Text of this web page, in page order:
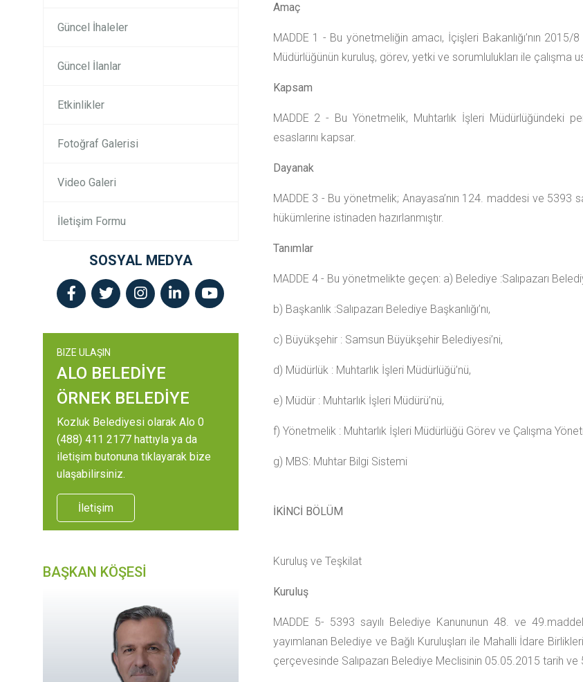
Güncel İhaleler
Güncel İlanlar
Etkinlikler
Fotoğraf Galerisi
Video Galeri
İletişim Formu
SOSYAL MEDYA
BIZE ULAŞIN
ALO BELEDİYE
ÖRNEK BELEDİYE
Kozluk Belediyesi olarak Alo 0
(488) 411 2177 hattıyla ya da
iletişim butonuna tıklayarak bize
ulaşabilirsiniz.
İletişim
BAŞKAN KÖŞESİ
Amaç
MADDE 1 - Bu yönetmeliğin amacı, İçişleri Bakanlığı’nın
Müdürlüğünün kuruluş, görev, yetki ve sorumlulukları ile çalışma
Kapsam
MADDE 2 - Bu Yönetmelik, Muhtarlık İşleri Müdürlüğündeki
esaslarını kapsar.
Dayanak
MADDE 3 - Bu yönetmelik; Anayasa’nın 124. maddesi ve
hükümlerine istinaden hazırlanmıştır.
Tanımlar
MADDE 4 - Bu yönetmelikte geçen: a) Belediye :Salıpazarı
b) Başkanlık :Salıpazarı Belediye Başkanlığı’nı,
c) Büyükşehir : Samsun Büyükşehir Belediyesi’ni,
d) Müdürlük : Muhtarlık İşleri Müdürlüğü’nü,
e) Müdür : Muhtarlık İşleri Müdürü’nü,
f) Yönetmelik : Muhtarlık İşleri Müdürlüğü Görev ve Çalışma
g) MBS: Muhtar Bilgi Sistemi
İKİNCİ BÖLÜM
Kuruluş ve Teşkilat
Kuruluş
MADDE 5- 5393 sayılı Belediye Kanununun 48. ve
yayımlanan Belediye ve Bağlı Kuruluşları ile Mahalli İdare
çerçevesinde Salıpazarı Belediye Meclisinin 05.05.2015 tarih ve